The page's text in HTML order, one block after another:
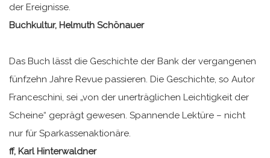
der Ereignisse.
Buchkultur, Helmuth Schönauer
Das Buch lässt die Geschichte der Bank der vergangenen
fünfzehn Jahre Revue passieren. Die Geschichte, so Autor
Franceschini, sei „von der unerträglichen Leichtigkeit der
Scheine“ geprägt gewesen. Spannende Lektüre – nicht
nur für Sparkassenaktionäre.
ff, Karl Hinterwaldner